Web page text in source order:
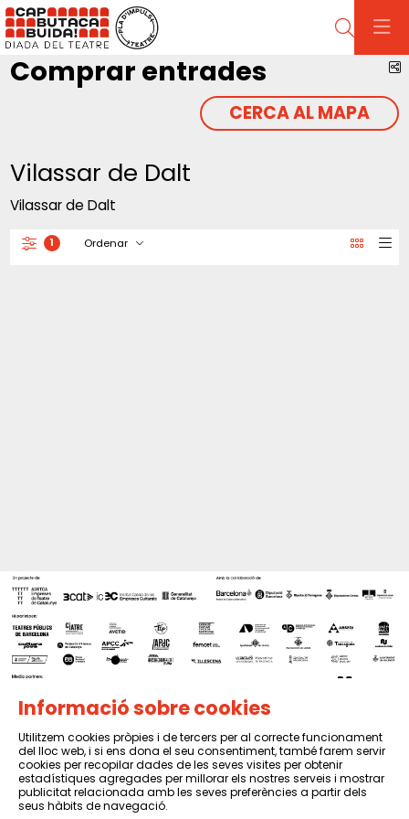
Cerca
Comprar entrades
CERCA AL MAPA
Vilassar de Dalt
Vilassar de Dalt
Filtrar
1 Ordenar
Sitemap | Avís Legal | Política de privacitat | Contactar
Informació sobre cookies
Utilitzem cookies pròpies i de tercers per al correcte funcionament
del lloc web, i si ens dona el seu consentiment, també farem servir
cookies per recopilar dades de les seves visites per obtenir
estadístiques agregades per millorar els nostres serveis i mostrar
publicitat relacionada amb les seves preferències a partir dels
seus hàbits de navegació.